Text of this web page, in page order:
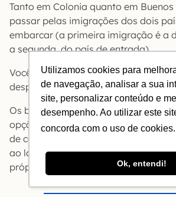
Utilizamos cookies para
de navegação, analisar a sua
site, personalizar conteúdo e
desempenho. Ao utilizar este
concorda com o uso de cookies.
Ok, entendi!
Tanto em Colonia quanto em
passar pelas imigrações dos dois
embarcar (a primeira imigração é a
a segunda, do país de entrada).
Você pode subir com sua bagagem,
despachar.
Os barcos da Buquebus levam carros
opção ‘bodega’), mas
de carro a Buenos Aires. Há
ao lado do terminal de Colonia (um
própria Buquebus).